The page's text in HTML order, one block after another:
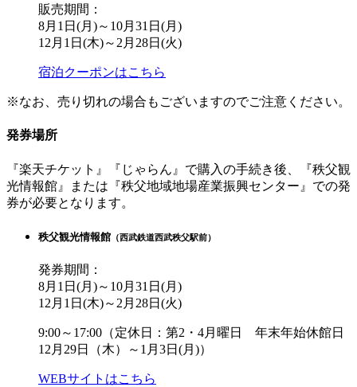
販売期間：
8月1日(月)～10月31日(月)
12月1日(木)～2月28日(火)
宿泊クーポンはこちら
※なお、売り切れの場合もございますのでご注意ください。
発券場所
『楽天チケット』『じゃらん』で購入の手続き後、『秩父観
光情報館』または『秩父地域地場産業振興センター』での発
券が必要となります。
秩父観光情報館 （西武鉄道西武秩父駅前）
発券期間：
8月1日(月)～10月31日(月)
12月1日(木)～2月28日(火)
9:00～17:00（定休日：第2・4月曜日
年末年始休館日
12月29日（木）～1月3日(月)）
WEBサイトはこちら